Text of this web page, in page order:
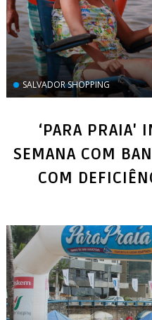
SALVADOR SHOPPING
‘PARA PRAIA'
SEMANA COM
COM